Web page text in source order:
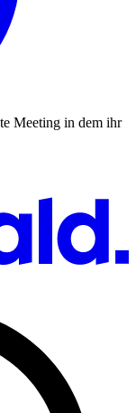
Meeting in dem ihr